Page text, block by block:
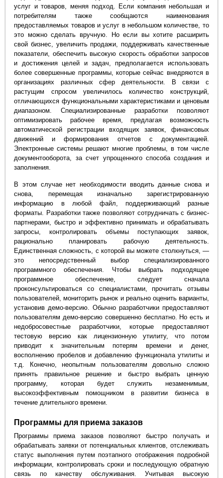
услуг и товаров, меняя подход. Если компания небольшая и
потребителям также сообщаются наименования
предоставляемых товаров и услуг в небольшом количестве, то
это можно сделать вручную. Но если вы хотите расширить
свой бизнес, увеличить продажи, поддерживать качественные
показатели, обеспечить высокую скорость обработки запросов
и достижения целей и задач, предполагается использовать
более совершенные программы, которые сейчас внедряются в
организациях различных сфер деятельности. В связи с
растущим спросом увеличилось количество конструкций,
отличающихся функциональными характеристиками и ценовым
диапазоном. Специализированные разработки позволяют
оптимизировать рабочее время, предлагая возможность
автоматической регистрации входящих заявок, финансовых
движений и формирования отчетов с документацией.
Электронные системы решают многие проблемы, в том числе
документооборота, за счет упрощенного способа создания и
заполнения.
В этом случае нет необходимости вводить данные снова и
снова, перемещая изначально зарегистрированную
информацию в любой файл, поддерживающий разные
форматы. Разработки также позволяют сотрудничать с бизнес-
партнерами, быстро и эффективно принимать и обрабатывать
запросы, контролировать объемы поступающих заявок,
рационально планировать рабочую деятельность.
Единственная сложность, с которой вы можете столкнуться, —
это непосредственный выбор специализированного
программного обеспечения. Чтобы выбрать подходящее
программное обеспечение, следует сначала
проконсультироваться со специалистами, прочитать отзывы
пользователей, мониторить рынок и реально оценить варианты,
установив демо-версию. Обычно разработчики предоставляют
пользователям демо-версию совершенно бесплатно. Но есть и
недобросовестные разработчики, которые предоставляют
тестовую версию как лицензионную утилиту, что потом
приводит к значительным потерям времени и денег,
восполнению пробелов и добавлению функционала утилиты и
т.д. Конечно, неопытным пользователям довольно сложно
принять правильное решение и быстро выбрать ценную
программу, которая будет служить незаменимым,
высокоэффективным помощником в развитии бизнеса в
течение длительного времени.
Программы для приема заказов
Программы приема заказов позволяют быстро получать и
обрабатывать заявки от потенциальных клиентов, отслеживать
статус выполнения путем поэтапного отображения подробной
информации, контролировать сроки и последующую обратную
связь по качеству обслуживания. Учитывая высокую